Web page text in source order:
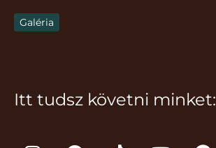
Galéria
Itt tudsz követni minket: